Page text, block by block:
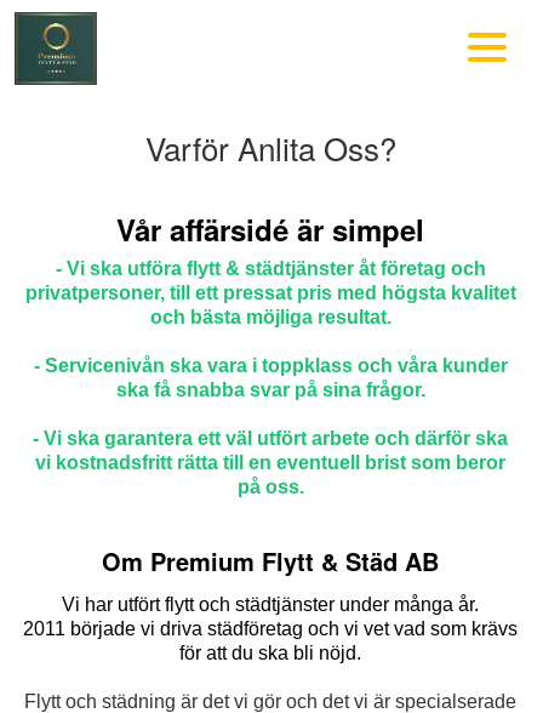
Varför Anlita Oss?
Vår affärsidé är simpel
- Vi ska utföra flytt & städtjänster åt företag och
privatpersoner, till ett pressat pris med högsta kvalitet
och bästa möjliga resultat.
- Servicenivån ska vara i toppklass och våra kunder
ska få snabba svar på sina frågor.
- Vi ska garantera ett väl utfört arbete och därför ska
vi kostnadsfritt rätta till en eventuell brist som beror
på oss.
Om Premium Flytt & Städ AB
Vi har utfört flytt och städtjänster under många år.
2011 började vi driva städföretag och vi vet vad som krävs
för att du ska bli nöjd.
Flytt och städning är det vi gör och det vi är specialserade